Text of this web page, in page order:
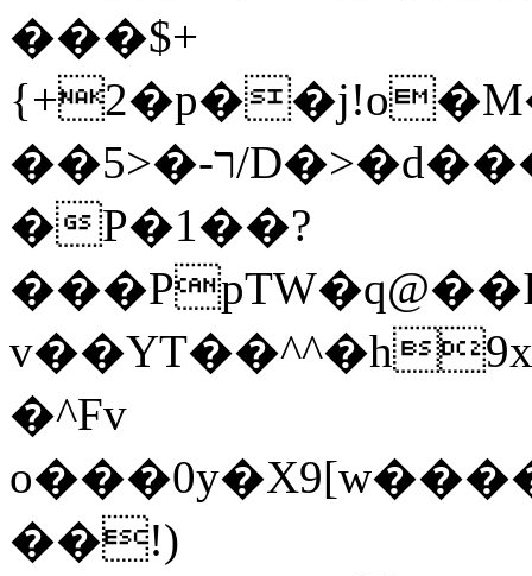
���$+
��ר-�<5/D�>�d�����1!u8JP�@TE�
�P�1��?
�^Fv
��!)